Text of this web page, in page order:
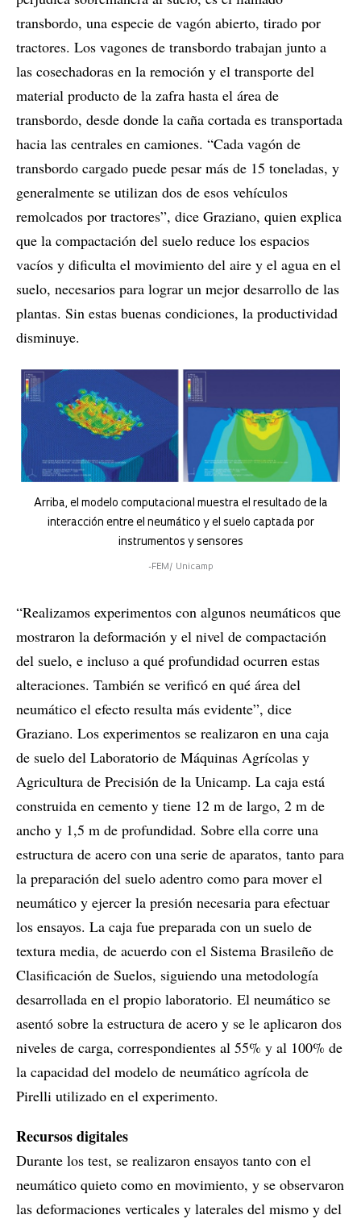
transbordo, una especie de vagón abierto, tirado por
tractores. Los vagones de transbordo trabajan junto a
las cosechadoras en la remoción y el transporte del
material producto de la zafra hasta el área de
transbordo, desde donde la caña cortada es transportada
hacia las centrales en camiones. “Cada vagón de
transbordo cargado puede pesar más de 15 toneladas, y
generalmente se utilizan dos de esos vehículos
remolcados por tractores”, dice Graziano, quien explica
que la compactación del suelo reduce los espacios
vacíos y dificulta el movimiento del aire y el agua en el
suelo, necesarios para lograr un mejor desarrollo de las
plantas. Sin estas buenas condiciones, la productividad
disminuye.
Arriba, el modelo computacional muestra el resultado de la
interacción entre el neumático y el suelo captada por
instrumentos y sensores
-FEM/ Unicamp
“Realizamos experimentos con algunos neumáticos que
mostraron la deformación y el nivel de compactación
del suelo, e incluso a qué profundidad ocurren estas
alteraciones. También se verificó en qué área del
neumático el efecto resulta más evidente”, dice
Graziano. Los experimentos se realizaron en una caja
de suelo del Laboratorio de Máquinas Agrícolas y
Agricultura de Precisión de la Unicamp. La caja está
construida en cemento y tiene 12 m de largo, 2 m de
ancho y 1,5 m de profundidad. Sobre ella corre una
estructura de acero con una serie de aparatos, tanto para
la preparación del suelo adentro como para mover el
neumático y ejercer la presión necesaria para efectuar
los ensayos. La caja fue preparada con un suelo de
textura media, de acuerdo con el Sistema Brasileño de
Clasificación de Suelos, siguiendo una metodología
desarrollada en el propio laboratorio. El neumático se
asentó sobre la estructura de acero y se le aplicaron dos
niveles de carga, correspondientes al 55% y al 100% de
la capacidad del modelo de neumático agrícola de
Pirelli utilizado en el experimento.
Recursos digitales
Durante los test, se realizaron ensayos tanto con el
neumático quieto como en movimiento, y se observaron
las deformaciones verticales y laterales del mismo y del